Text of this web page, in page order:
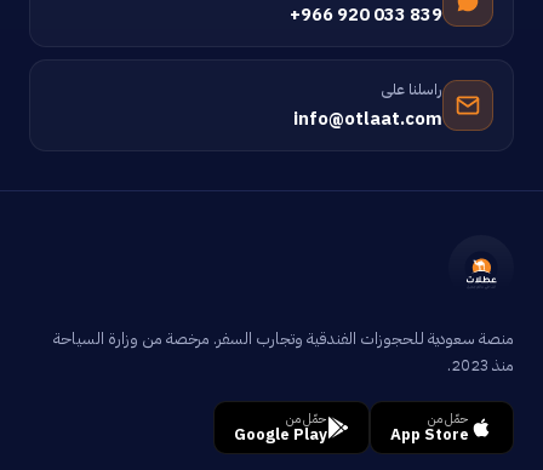
+966 920 033 839
راسلنا على
info@otlaat.com
منصة سعودية للحجوزات الفندقية وتجارب السفر. مرخصة من وزارة السياحة
منذ 2023.
حمّل من
App Store
حمّل من
Google Play